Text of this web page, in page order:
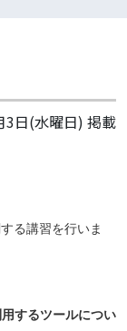
3日(水曜日) 掲載
る講習を行いま
するツールについ